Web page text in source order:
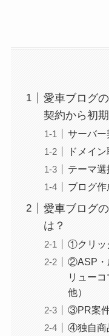
愛車ブログ
契約から初
サーバー
ドメイ
テーマ選
ブログ
愛車ブログ
は？
①クリッ
②ASP・
リュー
他）
③PR案件
④独自商